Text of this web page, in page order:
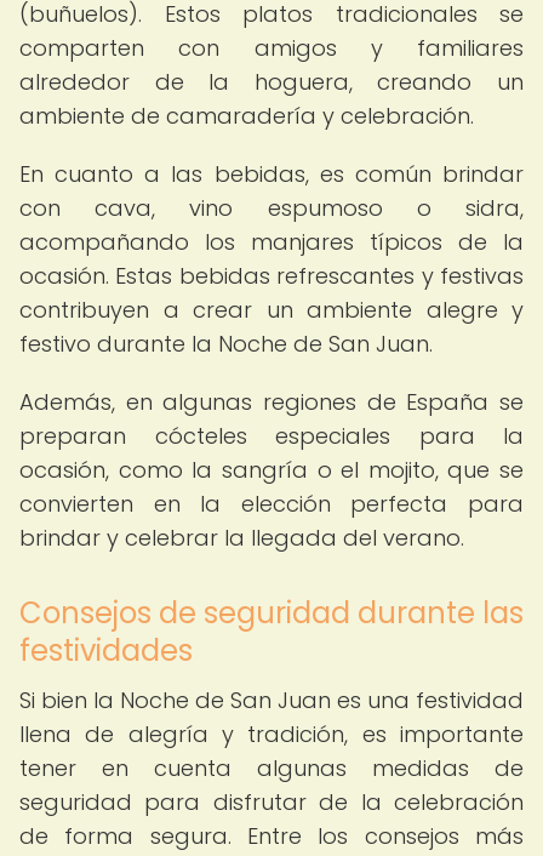
(buñuelos). Estos platos tradicionales se
comparten con amigos y familiares
alrededor de la hoguera, creando un
ambiente de camaradería y celebración.
En cuanto a las bebidas, es común brindar
con cava, vino espumoso o sidra,
acompañando los manjares típicos de la
ocasión. Estas bebidas refrescantes y festivas
contribuyen a crear un ambiente alegre y
festivo durante la Noche de San Juan.
Además, en algunas regiones de España se
preparan cócteles especiales para la
ocasión, como la sangría o el mojito, que se
convierten en la elección perfecta para
brindar y celebrar la llegada del verano.
Consejos de seguridad durante las
festividades
Si bien la Noche de San Juan es una festividad
llena de alegría y tradición, es importante
tener en cuenta algunas medidas de
seguridad para disfrutar de la celebración
de forma segura. Entre los consejos más